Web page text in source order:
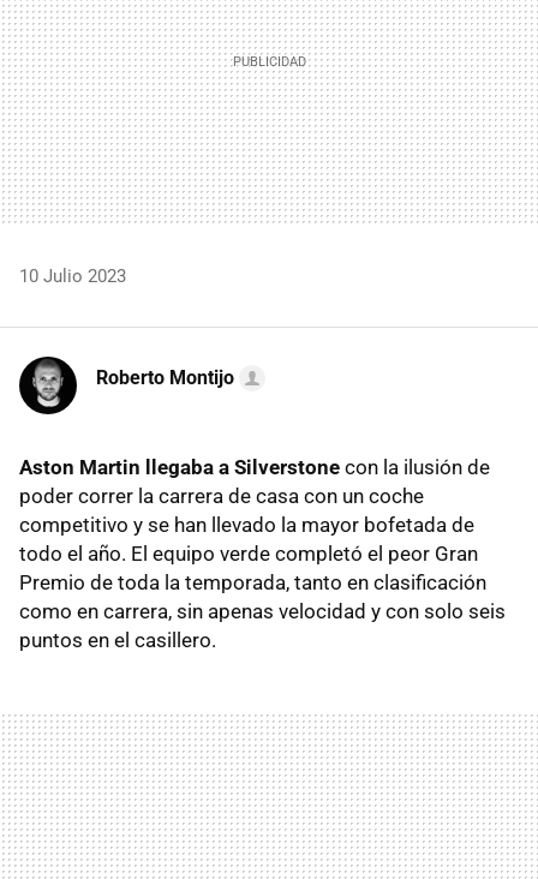
10 Julio 2023
Roberto Montijo
Aston Martin llegaba a Silverstone con la ilusión de
poder correr la carrera de casa con un coche
competitivo y se han llevado la mayor bofetada de
todo el año. El equipo verde completó el peor Gran
Premio de toda la temporada, tanto en clasificación
como en carrera, sin apenas velocidad y con solo seis
puntos en el casillero.